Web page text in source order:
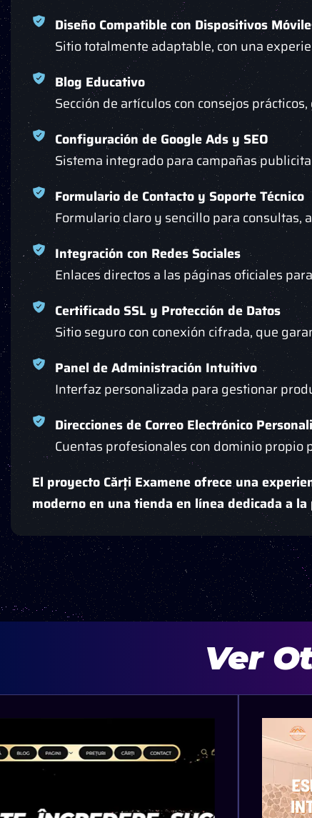
Diseño Compatible con Dispositivos
Sitio totalmente adaptable, con una
Blog Educativo
Sección de artículos con consejos
Configuración de Google Ads y SEO
Sistema integrado para campañas
Formulario de Contacto y Soporte Técnico
Formulario claro y sencillo para consultas,
Integración con Redes Sociales
Enlaces directos a las páginas oficiales
Certificado SSL y Protección de Datos
Sitio seguro con conexión cifrada, que
Panel de Administración Intuitivo
Interfaz personalizada para gestionar
Direcciones de Correo Electrónico
Cuentas profesionales con dominio propio
El proyecto Cărți Examene ofrece una
moderno en una tienda en línea dedicada a
Ver